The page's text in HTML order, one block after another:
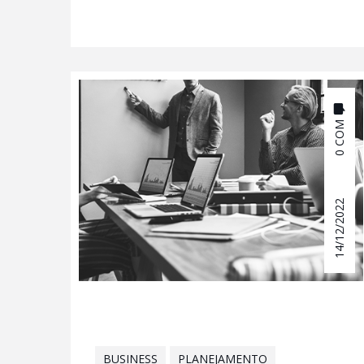
14/12/2022
0 COM
BUSINESS PLANEJAMENTO